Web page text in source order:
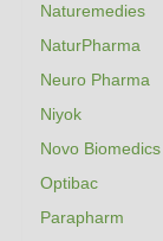
Naturemedies
NaturPharma
Neuro Pharma
Niyok
Novo Biomedics
Optibac
Parapharm